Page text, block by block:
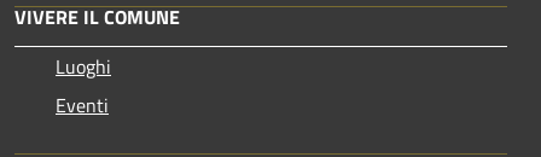
VIVERE IL COMUNE
Luoghi
Eventi